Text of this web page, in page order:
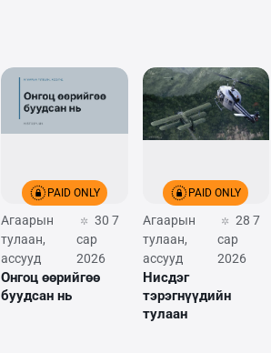
PAID ONLY
Агаарын
тулаан,
ассууд
30 7
сар
2026
Онгоц өөрийгөө
буудсан нь
PAID ONLY
Агаарын
тулаан,
ассууд
28 7
сар
2026
Нисдэг
тэрэгнүүдийн
тулаан